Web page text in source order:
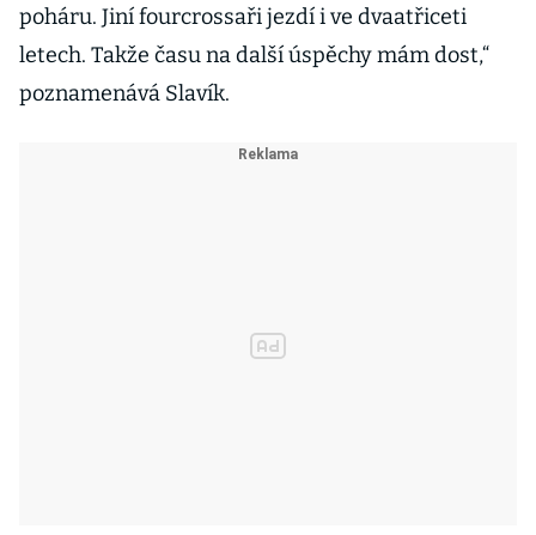
poháru. Jiní fourcrossaři jezdí i ve dvaatřiceti
letech. Takže času na další úspěchy mám dost,“
poznamenává Slavík.